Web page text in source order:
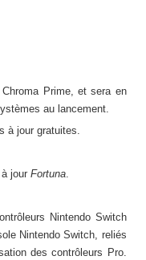
Prime, et sera en
au lancement.
à jour gratuites.
jour Fortuna.
Nintendo Switch
Nintendo Switch, reliés
des contrôleurs Pro.